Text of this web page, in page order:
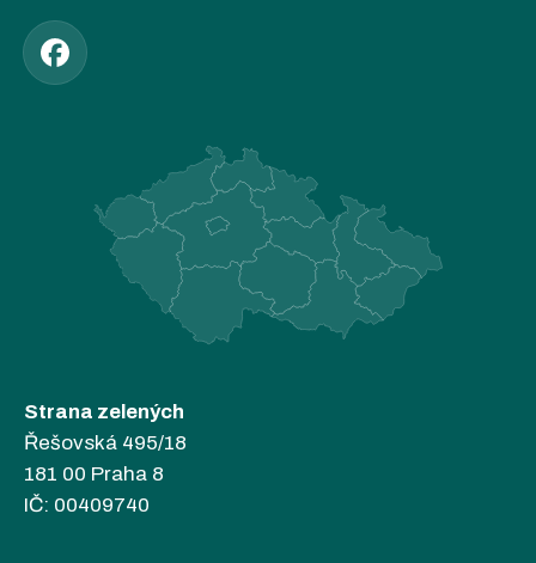
Strana zelených
Řešovská 495/18
181 00 Praha 8
IČ: 00409740